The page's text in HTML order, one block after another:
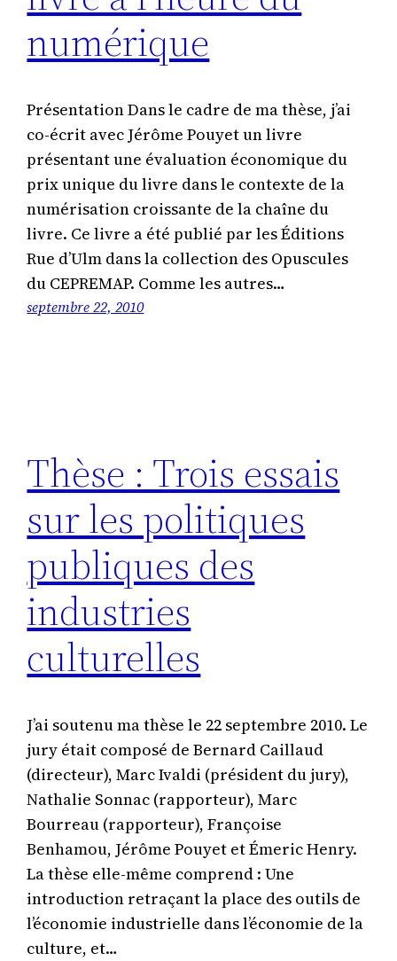
numérique
Présentation Dans le cadre de ma thèse, j’ai
co-écrit avec Jérôme Pouyet un livre
présentant une évaluation économique du
prix unique du livre dans le contexte de la
numérisation croissante de la chaîne du
livre. Ce livre a été publié par les Éditions
Rue d’Ulm dans la collection des Opuscules
du CEPREMAP. Comme les autres…
septembre 22, 2010
Thèse : Trois essais
sur les politiques
publiques des
industries
culturelles
J’ai soutenu ma thèse le 22 septembre 2010. Le
jury était composé de Bernard Caillaud
(directeur), Marc Ivaldi (président du jury),
Nathalie Sonnac (rapporteur), Marc
Bourreau (rapporteur), Françoise
Benhamou, Jérôme Pouyet et Émeric Henry.
La thèse elle-même comprend : Une
introduction retraçant la place des outils de
l’économie industrielle dans l’économie de la
culture, et…